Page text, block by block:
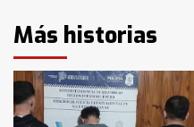
Más historias